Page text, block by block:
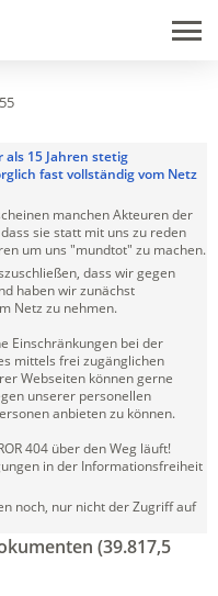
15 Jahren stetig
fast vollständig vom Netz
manchen Akteuren der
sie statt mit uns zu reden
um uns "mundtot" zu machen.
dass wir gegen
haben wir zunächst
Netz zu nehmen.
Einschränkungen bei der
mittels frei zugänglichen
Webseiten können gerne
unserer personellen
anbieten zu können.
404 über den Weg läuft!
in der Informationsfreiheit
noch, nur nicht der Zugriff auf
(39.817,5